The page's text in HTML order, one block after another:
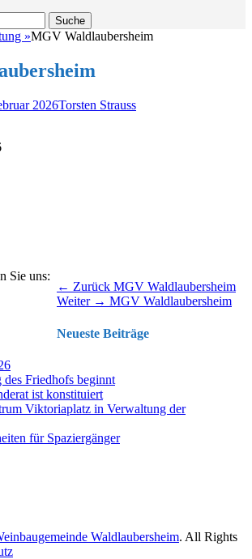
»MGV Waldlaubersheim
2026Autor
Torsten Strauss
Sie uns:
← Zurück Vorhergehender
Beitrag:
MGV Waldlaubersheim
Weiter → Nächster
MGV Waldlaubersheim
Neueste Beiträge
des Friedhofs beginnt
ist konstituiert
Viktoriaplatz in Verwaltung der
für Spaziergänger
Waldlaubersheim. All Rights